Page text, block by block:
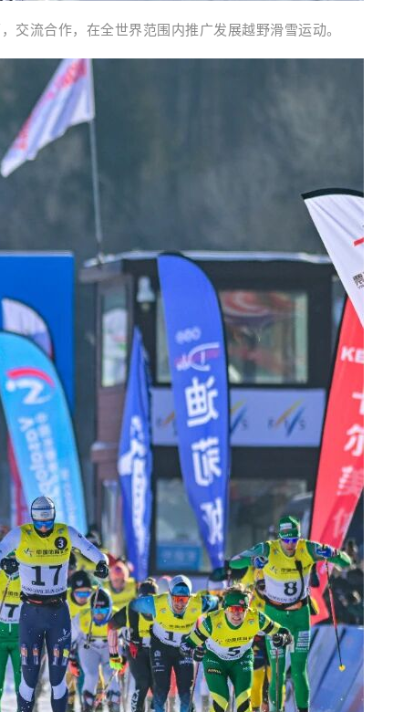
交流合作，在全世界范围内推广发展越野滑雪运动。